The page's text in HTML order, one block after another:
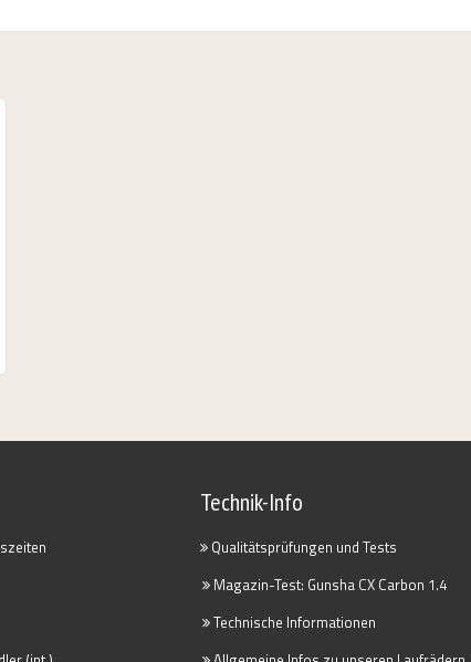
Technik-Info
Qualitätsprüfungen und Tests
Magazin-Test: Gunsha CX Carbon 1.4
Technische Informationen